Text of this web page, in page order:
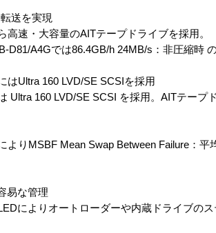
送を実現
高速・大容量のAITテープドライブを採用。
D81/A4Gでは86.4GB/h 24MB/s：非圧縮時
はUltra 160 LVD/SE SCSIを採用
Ultra 160 LVD/SE SCSI を採用。AITテープ
よりMSBF Mean Swap Between Failure：
易な管理
によりオートローダーや内蔵ドライブの